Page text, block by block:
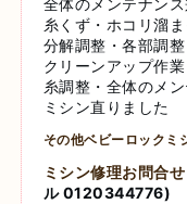
全体のメンテナン
糸くず・ホコリ溜
分解調整・各部調整
クリーンアップ作業
糸調整・全体のメ
ミシン直りました
その他ベビーロックミ
ミシン修理お問合せ
ル 0120344776)